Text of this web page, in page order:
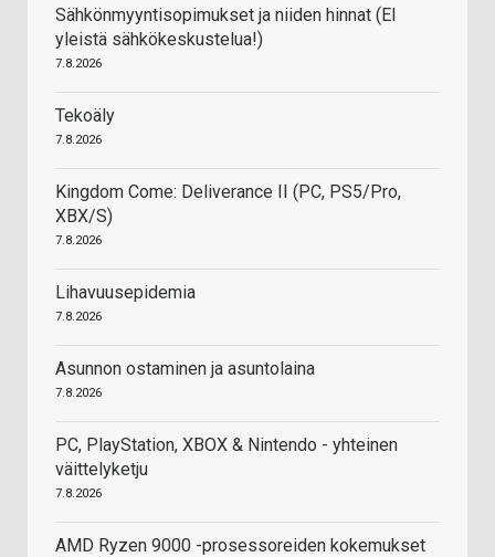
Sähkönmyyntisopimukset ja niiden hinnat (EI
yleistä sähkökeskustelua!)
7.8.2026
Tekoäly
7.8.2026
Kingdom Come: Deliverance II (PC, PS5/Pro,
XBX/S)
7.8.2026
Lihavuusepidemia
7.8.2026
Asunnon ostaminen ja asuntolaina
7.8.2026
PC, PlayStation, XBOX & Nintendo - yhteinen
väittelyketju
7.8.2026
AMD Ryzen 9000 -prosessoreiden kokemukset